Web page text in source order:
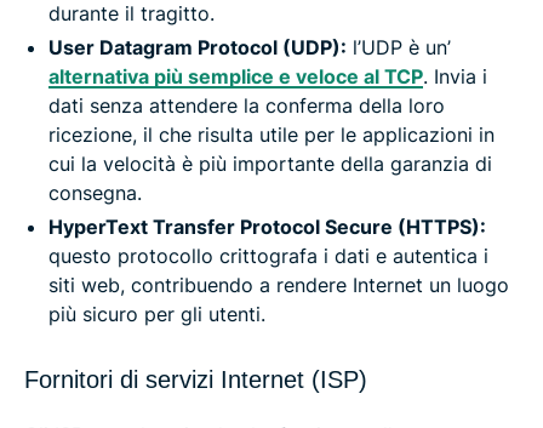
durante il tragitto.
User Datagram Protocol (UDP): l’UDP è un’
alternativa più semplice e veloce al TCP. Invia i
dati senza attendere la conferma della loro
ricezione, il che risulta utile per le applicazioni in
cui la velocità è più importante della garanzia di
consegna.
HyperText Transfer Protocol Secure (HTTPS):
questo protocollo crittografa i dati e autentica i
siti web, contribuendo a rendere Internet un luogo
più sicuro per gli utenti.
Fornitori di servizi Internet (ISP)